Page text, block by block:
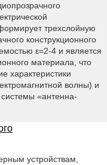
трехслойную
конструкционного
ε=2-4 и является
материала, что
характеристики
волны) и
«антенна-
устройствам,